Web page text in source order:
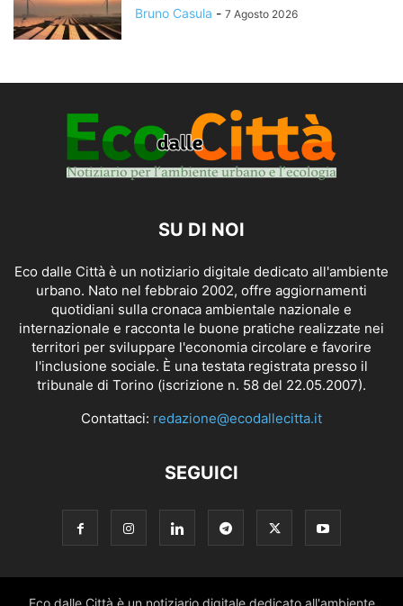
Bruno Casula - 7 Agosto 2026
SU DI NOI
Eco dalle Città è un notiziario digitale dedicato all'ambiente
urbano. Nato nel febbraio 2002, offre aggiornamenti
quotidiani sulla cronaca ambientale nazionale e
internazionale e racconta le buone pratiche realizzate nei
territori per sviluppare l'economia circolare e favorire
l'inclusione sociale. È una testata registrata presso il
tribunale di Torino (iscrizione n. 58 del 22.05.2007).
Contattaci: redazione@ecodallecitta.it
SEGUICI
Eco dalle Città è un notiziario digitale dedicato all'ambiente